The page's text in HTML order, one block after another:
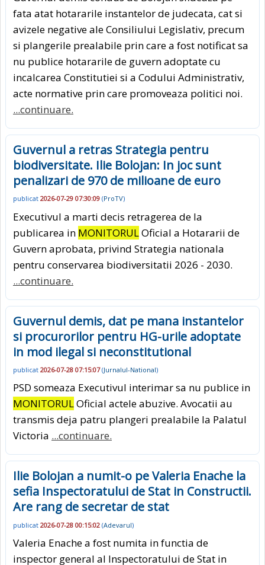
fata atat hotararile instantelor de judecata, cat si
avizele negative ale Consiliului Legislativ, precum
si plangerile prealabile prin care a fost notificat sa
nu publice hotararile de guvern adoptate cu
incalcarea Constitutiei si a Codului Administrativ,
acte normative prin care promoveaza politici noi.
...continuare.
Guvernul a retras Strategia pentru
biodiversitate. Ilie Bolojan: In joc sunt
penalizari de 970 de milioane de euro
publicat 2026-07-29 07:30:09 (ProTV)
Executivul a marti decis retragerea de la
publicarea in MONITORULOficial a Hotararii de
Guvern aprobata, privind Strategia nationala
pentru conservarea biodiversitatii 2026 - 2030.
...continuare.
Guvernul demis, dat pe mana instantelor
si procurorilor pentru HG-urile adoptate
in mod ilegal si neconstitutional
publicat 2026-07-28 07:15:07(Jurnalul-National)
PSD someaza Executivul interimar sa nu publice in
MONITORULOficial actele abuzive. Avocatii au
transmis deja patru plangeri prealabile la Palatul
Victoria ...continuare.
Ilie Bolojan a numit-o pe Valeria Enache la
sefia Inspectoratului de Stat in Constructii.
Are rang de secretar de stat
publicat 2026-07-28 00:15:02 (Adevarul)
Valeria Enache a fost numita in functia de
inspector general al Inspectoratului de Stat in